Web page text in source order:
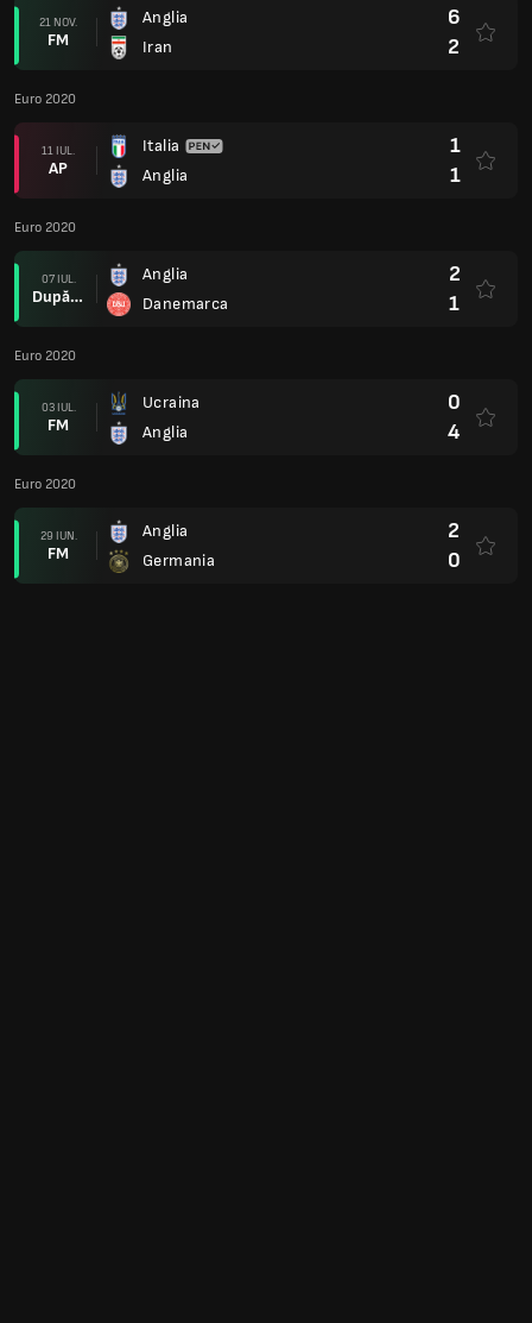
21 NOV.
FM
Anglia
Iran
6
2
Euro 2020
11 IUL.
AP
Italia
Anglia
1
1
Euro 2020
07 IUL.
După prel.
Anglia
Danemarca
2
1
Euro 2020
03 IUL.
FM
Ucraina
Anglia
0
4
Euro 2020
29 IUN.
FM
Anglia
Germania
2
0